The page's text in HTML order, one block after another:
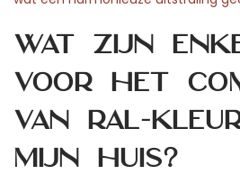
Wat zijn
voor het
van RAL-
mijn huis?